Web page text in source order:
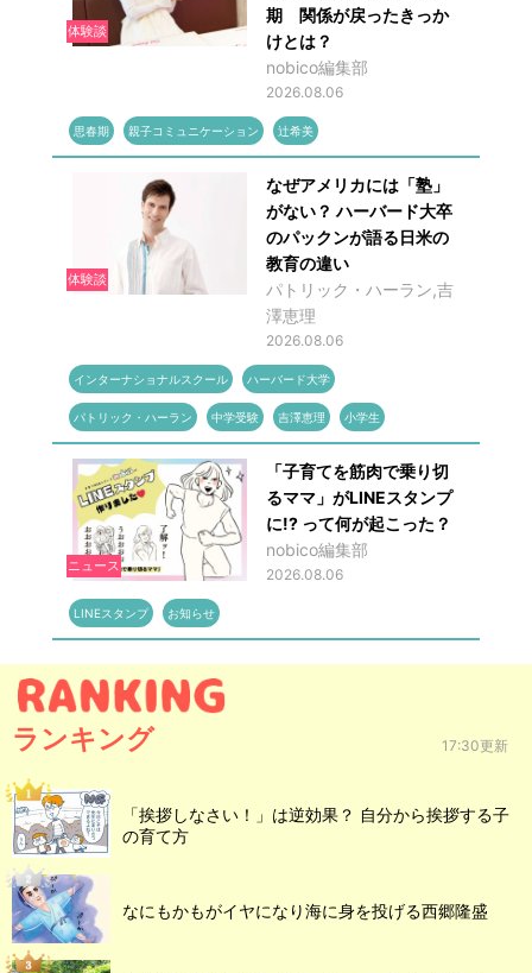
体験談
期 関係が戻ったきっか
けとは？
nobico編集部
2026.08.06
思春期 親子コミュニケーション 辻希美
体験談
なぜアメリカには「塾」
がない？ ハーバード大卒
のパックンが語る日米の
教育の違い
パトリック・ハーラン,吉
澤恵理
2026.08.06
インターナショナルスクール ハーバード大学
パトリック・ハーラン 中学受験 吉澤恵理 小学生
ニュース
「子育てを筋肉で乗り切
るママ」がLINEスタンプ
に!? って何が起こった？
nobico編集部
2026.08.06
LINEスタンプ お知らせ
ランキング 17:30更新
「挨拶しなさい！」は逆効果？ 自分から挨拶する子
の育て方
なにもかもがイヤになり海に身を投げる西郷隆盛